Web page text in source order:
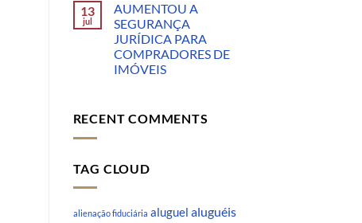
13
jul
AUMENTOU A
SEGURANÇA
JURÍDICA PARA
COMPRADORES DE
IMÓVEIS
RECENT COMMENTS
TAG CLOUD
alienação fiduciária aluguel aluguéis